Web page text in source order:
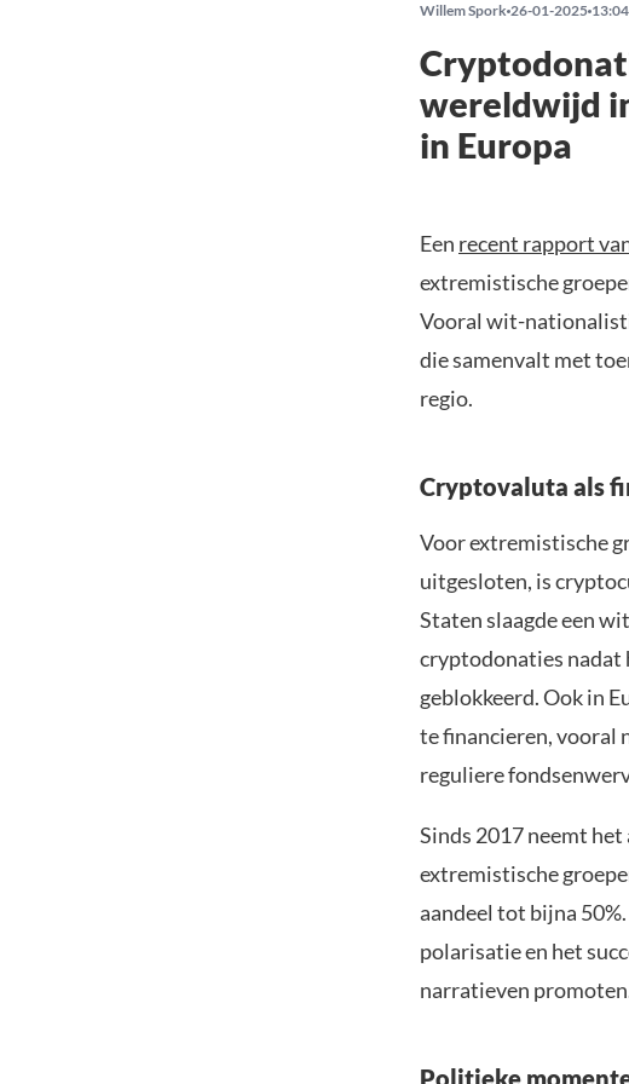
Willem Spork 26-01-2025 13:04
wereldwijd
in Europa
Een recent rapport
extremistische
Vooral wit-
die samenvalt met
regio.
Cryptovaluta als
Voor extremistische
uitgesloten, is
Staten slaagde een
cryptodonaties nadat
geblokkeerd. Ook in
te financieren, vooral
reguliere
Sinds 2017 neemt
extremistische
aandeel tot bijna
polarisatie en het
narratieven
Politieke